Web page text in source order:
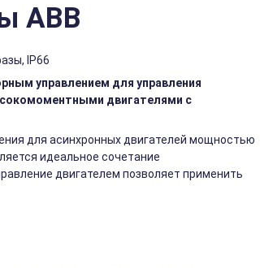
ABB
IP66
управлением для управления
двигателями с
для асинхронных двигателей мощностью
идеальное сочетание
двигателем позволяет применить